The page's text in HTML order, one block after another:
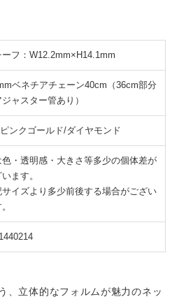
ーフ：W12.2mm×H14.1mm
ベネチアチェーン40cm（36cm部分
ャスター管あり）
ンクゴールド/ダイヤモンド
色・透明感・大きさ等多少の個体差が
ます。
サイズより多少前後する場合がござい
、立体的なフォルムが魅力のネッ